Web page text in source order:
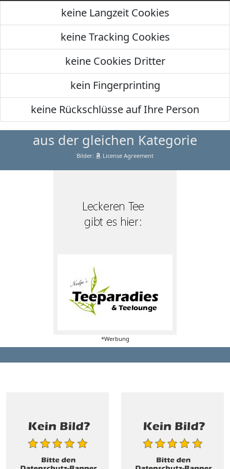
keine Langzeit Cookies
keine Tracking Cookies
keine Cookies Dritter
kein Fingerprinting
keine Rückschlüsse auf Ihre Person
aus der gleichen Kategorie
Bilder: License Agreement
*Werbung